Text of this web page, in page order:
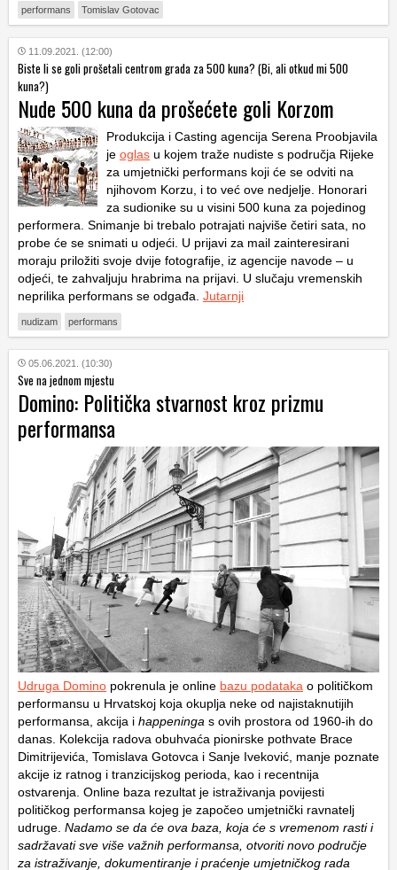
performans Tomislav Gotovac
11.09.2021. (12:00)
Biste li se goli prošetali centrom grada za 500 kuna? (Bi, ali otkud mi 500
kuna?)
Nude 500 kuna da prošećete goli Korzom
Produkcija i Casting agencija Serena Proobjavila
je oglas u kojem traže nudiste s područja Rijeke
za umjetnički performans koji će se odviti na
njihovom Korzu, i to već ove nedjelje. Honorari
za sudionike su u visini 500 kuna za pojedinog
performera. Snimanje bi trebalo potrajati najviše četiri sata, no
probe će se snimati u odjeći. U prijavi za mail zainteresirani
moraju priložiti svoje dvije fotografije, iz agencije navode – u
odjeći, te zahvaljuju hrabrima na prijavi. U slučaju vremenskih
neprilika performans se odgađa. Jutarnji
nudizam performans
05.06.2021. (10:30)
Sve na jednom mjestu
Domino: Politička stvarnost kroz prizmu
performansa
Udruga Domino pokrenula je online bazu podataka o političkom
performansu u Hrvatskoj koja okuplja neke od najistaknutijih
performansa, akcija i happeninga s ovih prostora od 1960-ih do
danas. Kolekcija radova obuhvaća pionirske pothvate Brace
Dimitrijevića, Tomislava Gotovca i Sanje Iveković, manje poznate
akcije iz ratnog i tranzicijskog perioda, kao i recentnija
ostvarenja. Online baza rezultat je istraživanja povijesti
političkog performansa kojeg je započeo umjetnički ravnatelj
udruge. Nadamo se da će ova baza, koja će s vremenom rasti i
sadržavati sve više važnih performansa, otvoriti novo područje
za istraživanje, dokumentiranje i praćenje umjetničkog rada